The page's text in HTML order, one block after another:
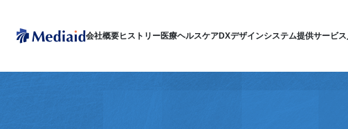
会社概要ヒストリー医療ヘルスケアDXデザインシステム提供サービス